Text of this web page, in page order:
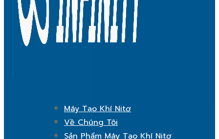
Máy Tạo Khí Nitơ
Về Chúng Tôi
Sản Phẩm Máy Tạo Khí Nitơ